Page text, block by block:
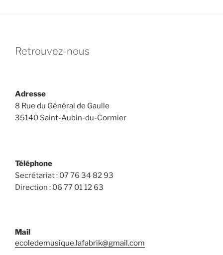
Retrouvez-nous
Adresse
8 Rue du Général de Gaulle
35140 Saint-Aubin-du-Cormier
Téléphone
Secrétariat : 07 76 34 82 93
Direction : 06 77 01 12 63
Mail
ecoledemusique.lafabrik@gmail.com